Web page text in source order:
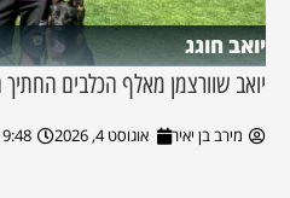
יואב חוגג
יואב שוורצמן מאלף הכלבים
מירב בן יאיר אוגוסט 4, 2026 9:48 pm